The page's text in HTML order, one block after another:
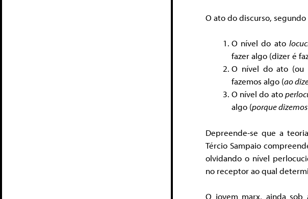
O ato do discurso,
O nível do ato
fazer algo (dizer é
O nível do ato
fazemos algo (ao
O nível do ato
algo (porque dizemos
Depreende-se que a
Tércio Sampaio
olvidando o nível
no receptor ao qual
O jovem marx, ainda